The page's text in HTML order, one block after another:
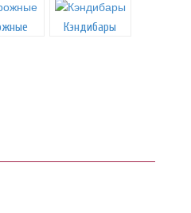
Кэндибары